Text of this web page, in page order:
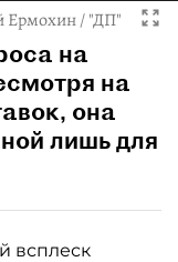
Ермохин / "ДП"
на
на
она
лишь для
всплеск